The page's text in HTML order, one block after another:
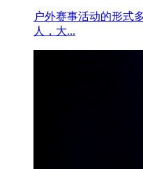
户外赛事活动的形式
人，大...